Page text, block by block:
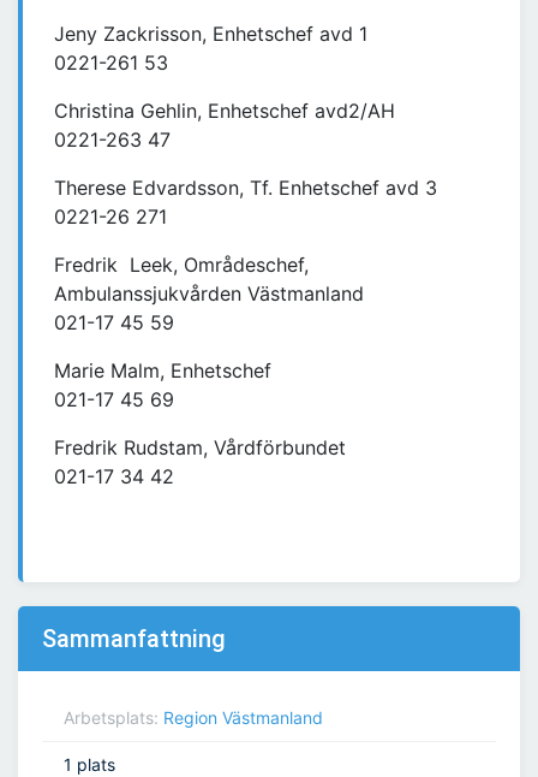
Jeny Zackrisson, Enhetschef avd 1
0221-261 53
Christina Gehlin, Enhetschef avd2/AH
0221-263 47
Therese Edvardsson, Tf. Enhetschef avd 3
0221-26 271
Fredrik Leek, Områdeschef,
Ambulanssjukvården Västmanland
021-17 45 59
Marie Malm, Enhetschef
021-17 45 69
Fredrik Rudstam, Vårdförbundet
021-17 34 42
Sammanfattning
Arbetsplats: Region Västmanland
1 plats